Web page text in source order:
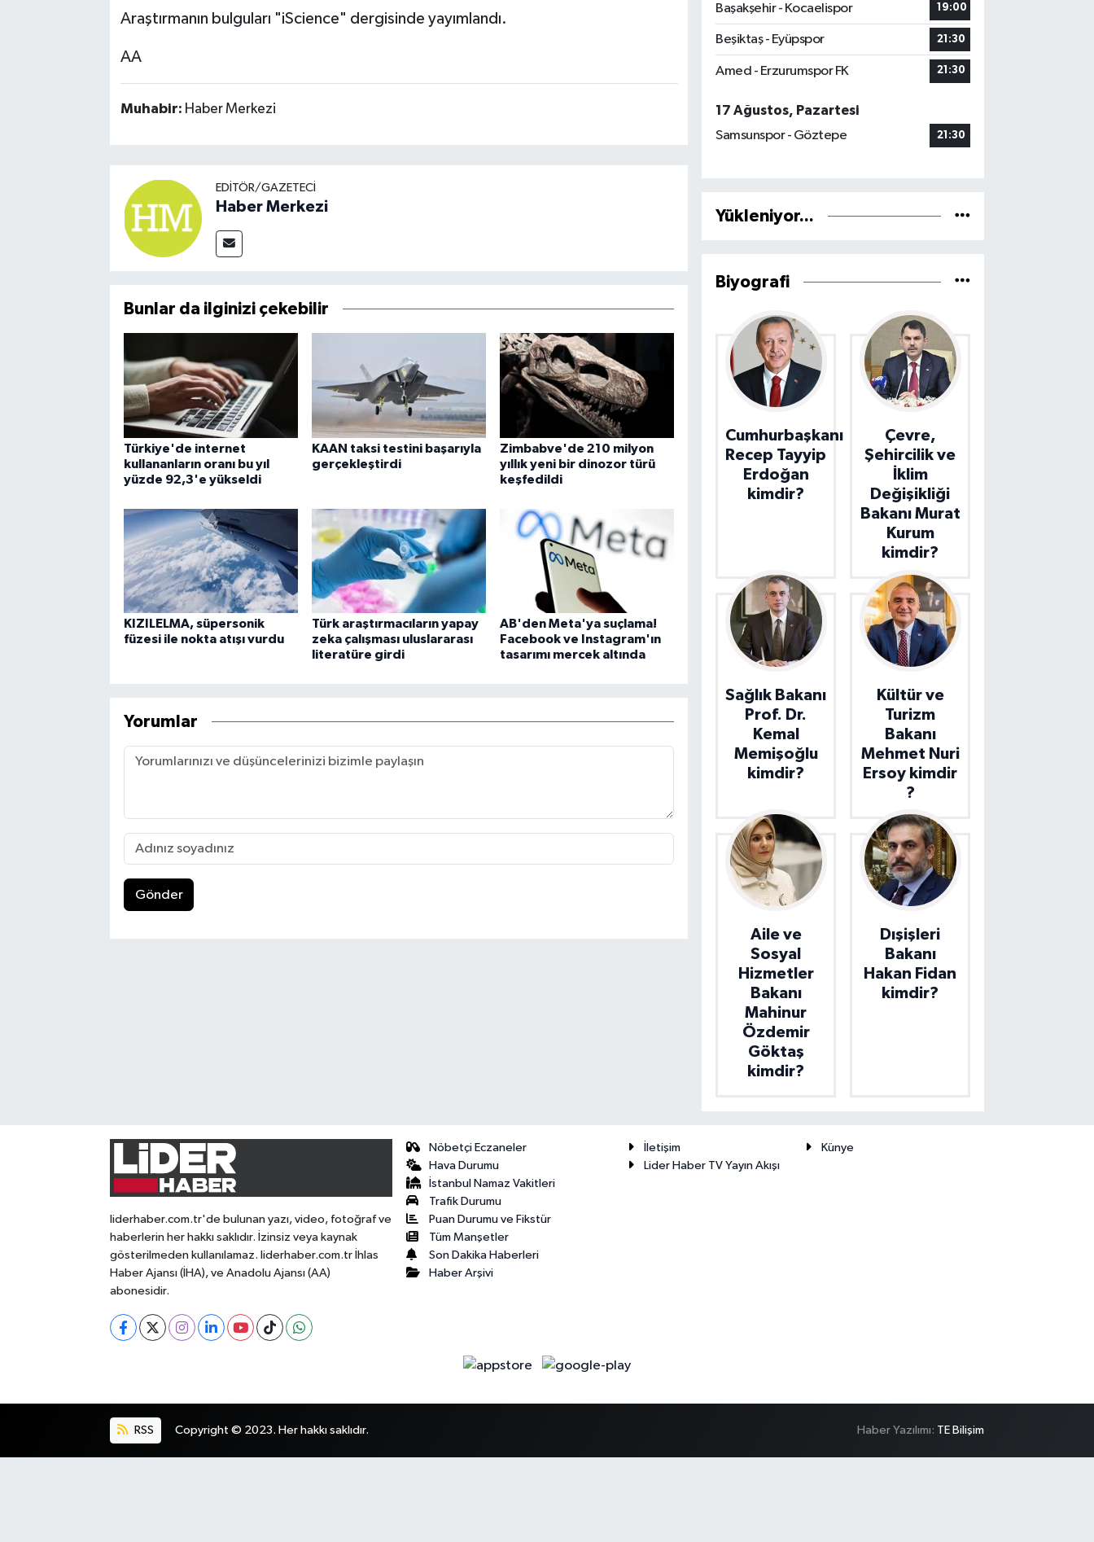
Araştırmanın bulguları "iScience" dergisinde yayımlandı.
AA
Muhabir: Haber Merkezi
EDITÖR/GAZETECI
Haber Merkezi
Bunlar da ilginizi çekebilir
Türkiye'de internet
kullananların oranı bu yıl
yüzde 92,3'e yükseldi
KAAN taksi testini başarıyla
gerçekleştirdi
Zimbabve'de 210 milyon
yıllık yeni bir dinozor türü
keşfedildi
KIZILELMA, süpersonik
füzesi ile nokta atışı vurdu
Türk araştırmacıların yapay
zeka çalışması uluslararası
literatüre girdi
AB'den Meta'ya suçlama!
Facebook ve Instagram'ın
tasarımı mercek altında
Yorumlar
Gönder
Başakşehir - Kocaelispor
19:00
Beşiktaş - Eyüpspor 21:30
Amed - Erzurumspor FK 21:30
17 Ağustos, Pazartesi
Samsunspor - Göztepe
21:30
Yükleniyor...
Biyografi
Cumhurbaşkanı
Recep Tayyip
Erdoğan
kimdir?
Çevre,
Şehircilik ve
İklim
Değişikliği
Bakanı Murat
Kurum
kimdir?
Sağlık Bakanı
Prof. Dr.
Kemal
Memişoğlu
kimdir?
Kültür ve
Turizm
Bakanı
Mehmet Nuri
Ersoy kimdir
?
Aile ve
Sosyal
Hizmetler
Bakanı
Mahinur
Özdemir
Göktaş
kimdir?
Dışişleri
Bakanı
Hakan Fidan
kimdir?
liderhaber.com.tr'de bulunan yazı, video, fotoğraf ve
haberlerin her hakkı saklıdır. İzinsiz veya kaynak
gösterilmeden kullanılamaz. liderhaber.com.tr İhlas
Haber Ajansı (İHA), ve Anadolu Ajansı (AA)
abonesidir.
Nöbetçi Eczaneler
Hava Durumu
İstanbul Namaz Vakitleri
Trafik Durumu
Puan Durumu ve Fikstür
Tüm Manşetler
Son Dakika Haberleri
Haber Arşivi
İletişim
Künye
Lider Haber TV Yayın Akışı
RSS Copyright © 2023. Her hakkı saklıdır. Haber Yazılımı: TE Bilişim